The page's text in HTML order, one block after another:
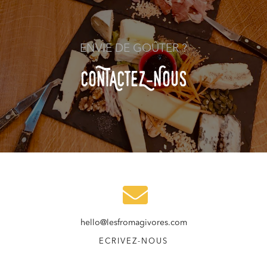
ENVIE DE GOÛTER ?
COnTACteZ-NOuS
hello@lesfromagivores.com
ECRIVEZ-NOUS